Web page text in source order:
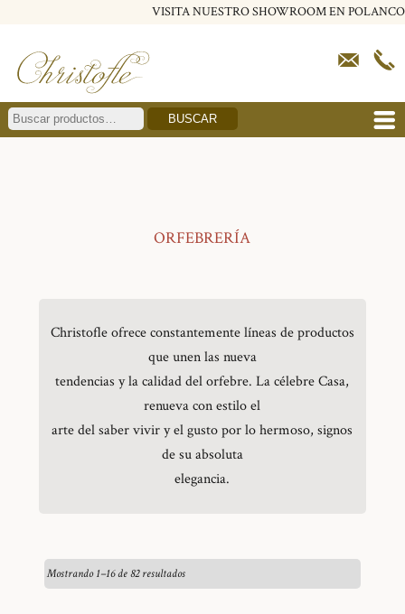
VISITA NUESTRO SHOWROOM EN POLANCO
BUSCAR
ORFEBRERÍA
Christofle ofrece constantemente líneas de productos
que unen las nueva
tendencias y la calidad del orfebre. La célebre Casa,
renueva con estilo el
arte del saber vivir y el gusto por lo hermoso, signos
de su absoluta
elegancia.
Mostrando 1–16 de 82 resultados